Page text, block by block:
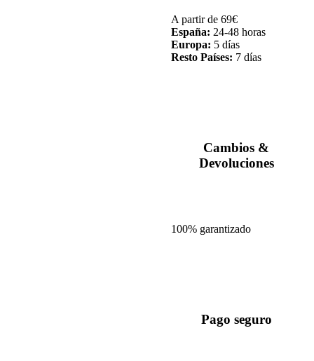
A partir de 69€
España: 24-48 horas
Europa: 5 días
Resto Países: 7 días
Cambios &
Devoluciones
100% garantizado
Pago seguro